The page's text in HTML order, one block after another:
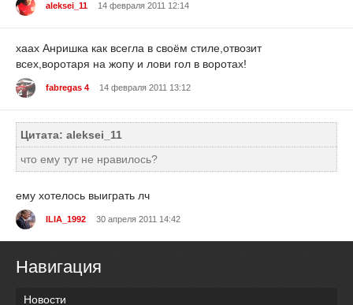
aleksei_11 14 февраля 2011 12:14
хаах Анришка как всегла в своём стиле,отвозит
всех,воротаря на жопу и лови гол в воротах!
fabregas 4 14 февраля 2011 13:12
Цитата: aleksei_11
что ему тут не нравилось?
ему хотелось выиграть лч
ILIA_1992 30 апреля 2011 14:42
Навигация
Новости